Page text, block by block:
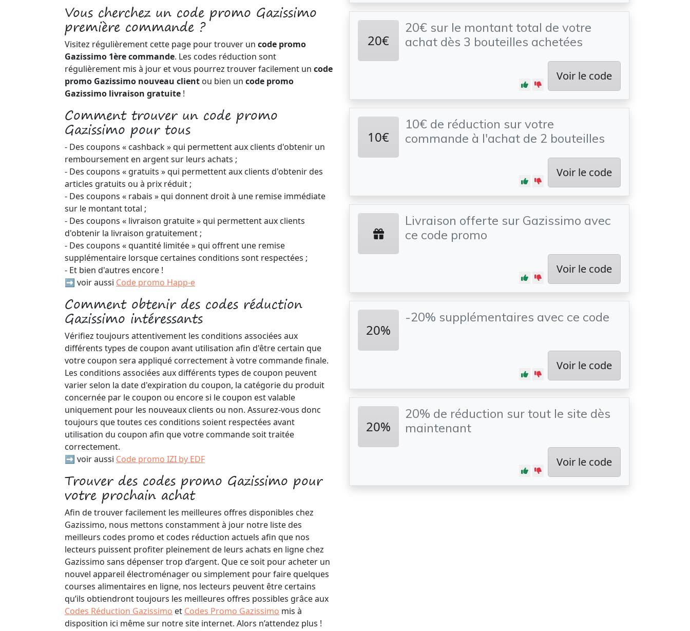
Vous cherchez un code promo Gazissimo
première commande ?
Visitez régulièrement cette page pour trouver un code promo
Gazissimo 1ère commande. Les codes réduction sont
régulièrement mis à jour et vous pourrez trouver facilement un code
promo Gazissimo nouveau client ou bien un code promo
Gazissimo livraison gratuite !
Comment trouver un code promo
Gazissimo pour tous
- Des coupons « cashback » qui permettent aux clients d'obtenir un
remboursement en argent sur leurs achats ;
- Des coupons « gratuits » qui permettent aux clients d'obtenir des
articles gratuits ou à prix réduit ;
- Des coupons « rabais » qui donnent droit à une remise immédiate
sur le montant total ;
- Des coupons « livraison gratuite » qui permettent aux clients
d'obtenir la livraison gratuitement ;
- Des coupons « quantité limitée » qui offrent une remise
supplémentaire lorsque certaines conditions sont respectées ;
- Et bien d'autres encore !
➡️ voir aussi Code promo Happ-e
Comment obtenir des codes réduction
Gazissimo intéressants
Vérifiez toujours attentivement les conditions associées aux
différents types de coupon avant utilisation afin d'être certain que
votre coupon sera appliqué correctement à votre commande finale.
Les conditions associées aux différents types de coupon peuvent
varier selon la date d'expiration du coupon, la catégorie du produit
concernée par le coupon ou encore si le coupon est valable
uniquement pour les nouveaux clients ou non. Assurez-vous donc
toujours que toutes ces conditions soient respectées avant
utilisation du coupon afin que votre commande soit traitée
correctement.
➡️ voir aussi Code promo IZI by EDF
Trouver des codes promo Gazissimo pour
votre prochain achat
Afin de trouver facilement les meilleures offres disponibles chez
Gazissimo, nous mettons constamment à jour notre liste des
meilleurs codes promo et codes réduction actuels afin que nos
lecteurs puissent profiter pleinement de leurs achats en ligne chez
Gazissimo sans dépenser trop d’argent. Que ce soit pour acheter un
nouvel appareil électroménager ou simplement pour faire quelques
courses alimentaires en ligne, nos lecteurs peuvent être certains
qu’ils obtiendront toujours les meilleures offres possibles grâce aux
Codes Réduction Gazissimo et Codes Promo Gazissimo mis à
disposition ici même sur notre site internet. Alors n’attendez plus !
20€
20€ sur le montant total de votre
achat dès 3 bouteilles achetées
Voir le code
10€
10€ de réduction sur votre
commande à l'achat de 2 bouteilles
Voir le code
Livraison offerte sur Gazissimo avec
ce code promo
Voir le code
20%
-20% supplémentaires avec ce code
Voir le code
20%
20% de réduction sur tout le site dès
maintenant
Voir le code